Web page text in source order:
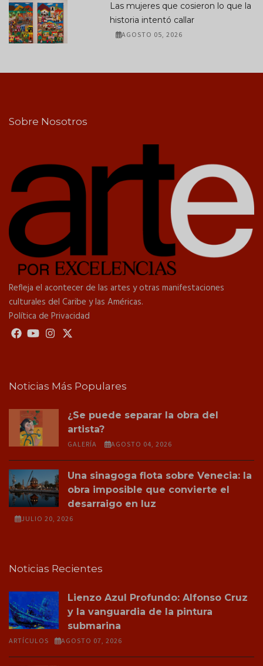
Las mujeres que cosieron lo que la
historia intentó callar
AGOSTO 05, 2026
Sobre Nosotros
Refleja el acontecer de las artes y otras manifestaciones
culturales del Caribe y las Américas.
Política de Privacidad
Noticias Más Populares
¿Se puede separar la obra del
artista?
GALERÍA AGOSTO 04, 2026
Una sinagoga flota sobre Venecia: la
obra imposible que convierte el
desarraigo en luz
JULIO 20, 2026
Noticias Recientes
Lienzo Azul Profundo: Alfonso Cruz
y la vanguardia de la pintura
submarina
ARTÍCULOS AGOSTO 07, 2026